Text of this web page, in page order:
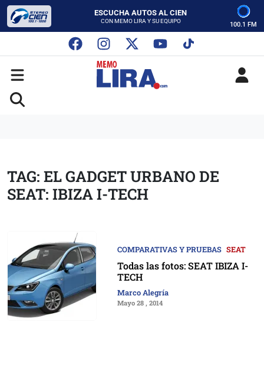
LUNES A VIERNES - 5:00 PM
SABADO - 12:00 PM
CON MEMO LIRA Y SU EQUIPO
LUNES A VIERNES - 5:00 PM
SABADO - 12:00 PM
100.1 FM
TAG: EL GADGET URBANO DE
SEAT: IBIZA I-TECH
COMPARATIVAS Y PRUEBAS SEAT
Todas las fotos: SEAT IBIZA I-
TECH
Marco Alegría
Mayo 28 , 2014